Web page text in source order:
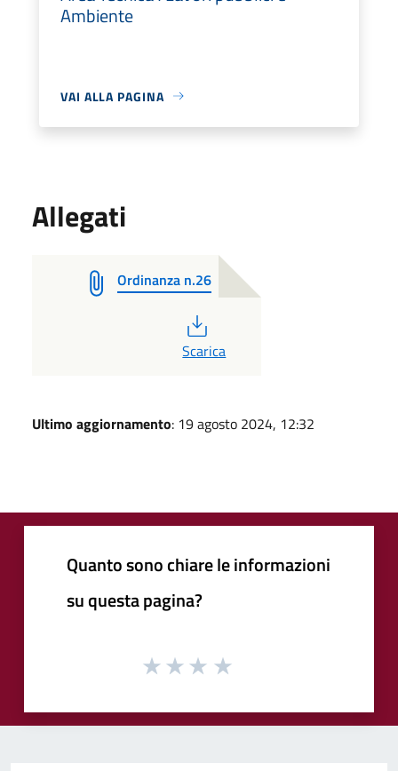
Ambiente
VAI ALLA PAGINA
Allegati
Ordinanza n.26
PDF
Scarica
Ultimo aggiornamento: 19 agosto 2024, 12:32
Quanto sono chiare le informazioni
su questa pagina?